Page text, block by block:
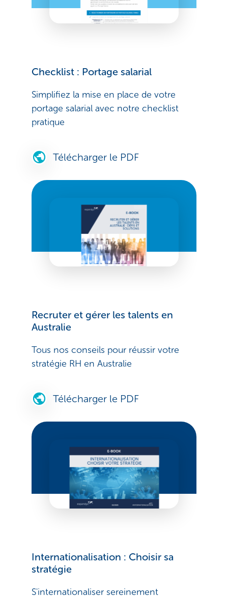
Checklist : Portage salarial
Simplifiez la mise en place de votre
portage salarial avec notre checklist
pratique
Télécharger le PDF
Recruter et gérer les talents en
Australie
Tous nos conseils pour réussir votre
stratégie RH en Australie
Télécharger le PDF
Internationalisation : Choisir sa
stratégie
S'internationaliser sereinement